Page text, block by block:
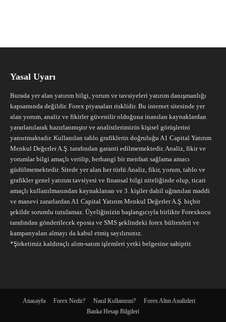
Yasal Uyarı
Burada yer alan yatırım bilgi, yorum ve tavsiyeleri yatırım danışmanlığı
kapsamında değildir. Forex piyasaları risklidir. Bu internet sitesinde yer
alan yorum, analiz ve fikirler güvenilir olduğuna inanılan kaynaklardan
yararlanılarak hazırlanmıştır ve analistlerimizin kişisel görüşlerini
yansıtmaktadır. Kullanılan tablo grafiklerin doğruluğu A1 Capital Yatırım
Menkul Değerler A.Ş. tarafından garanti edilmemektedir. Analiz, fikir ve
yorumlar bilgi amaçlı verilip, herhangi bir menfaat sağlama amacı
güdülmemektedir. Sitede yer alan her türlü Analiz, fikir, yorum, tablo ve
grafikler genel yatırım tavsiyesi ve finansal bilgi niteliğinde olup, ticari
amaçlı kullanılmasından kaynaklanan ve 3. kişiler dahil uğranılan maddi
ve manevi zararlardan A1 Capital Yatırım Menkul Değerler A.Ş. hiçbir
şekilde sorumlu tutulamaz. Üyeliğinizin başlangıcıyla birlikte Forexkocu
tarafından gönderilecek eposta ve SMS şeklindeki forex bültenleri ve
kampanyaları almayı da kabul etmiş sayılırsınız.
*Şirketimiz kaldıraçlı alım-satım işlemleri yetki belgesine sahiptir.
Anasayfa Forex Nedir? Nasıl Kullanırım?
Forex Altın Analizleri
Banka Hesap Bilgileri